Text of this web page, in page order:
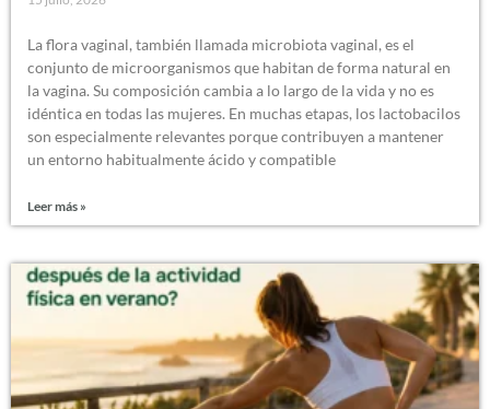
La flora vaginal, también llamada microbiota vaginal, es el
conjunto de microorganismos que habitan de forma natural en
la vagina. Su composición cambia a lo largo de la vida y no es
idéntica en todas las mujeres. En muchas etapas, los lactobacilos
son especialmente relevantes porque contribuyen a mantener
un entorno habitualmente ácido y compatible
Leer más »